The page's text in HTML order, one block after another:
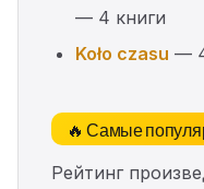
— 4 книги
Koło czasu —
🔥 Самые
Рейтинг